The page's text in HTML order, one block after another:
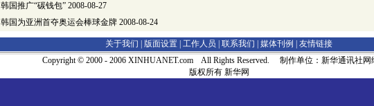
韩国推广“碳钱包” 2008-08-27
韩国为亚洲首夺奥运会棒球金牌 2008-08-24
关于我们 | 版面设置 工作人员 联系我们 媒体刊例
友情链接
Copyright © 2000 - 2006 XINHUANET.com All Rights Reserved. 制作单位：新华通讯社网
版权所有 新华网